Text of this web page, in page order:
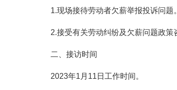
1.现场接待劳动者欠薪举报投诉问题。
2.接受有关劳动纠纷及欠薪问题政策
二、接访时间
2023年1月11日工作时间。